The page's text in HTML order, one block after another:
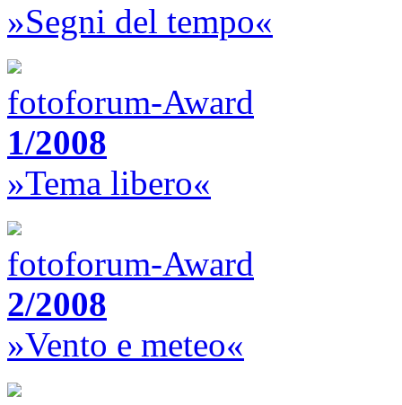
»Segni del tempo«
fotoforum-Award
1/2008
»Tema libero«
fotoforum-Award
2/2008
»Vento e meteo«